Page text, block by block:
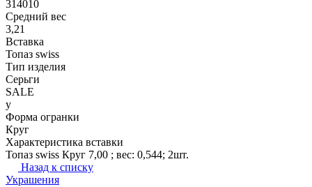
314010
Средний вес
3,21
Вставка
Топаз swiss
Тип изделия
Серьги
SALE
y
Форма огранки
Круг
Характеристика вставки
Топаз swiss Круг 7,00 ; вес: 0,544; 2шт.
Назад к списку
Украшения